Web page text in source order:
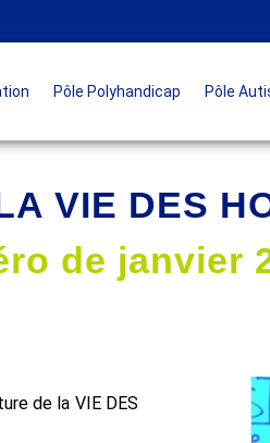
Pôle Polyhandicap Pôle
VIE DES
de janvier
de la VIE DES